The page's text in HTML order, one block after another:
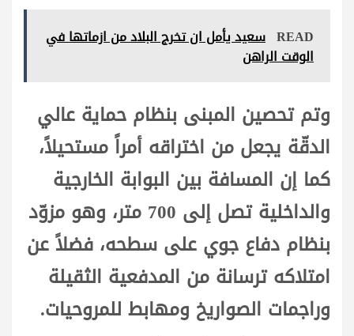
READ سعيد يأمل ان تخرج البلاد من ازماتها في
الوقت الراهن
وتم تحصين المبنى بنظام حماية عالي
الدقّة يجعل من اختراقه أمراً مستحيلاً،
كما إن المسافة بين البوابة الخارجية
والداخلية تصل إلى 700 متر، وهو مزوّد
بنظام دفاع جوي على سطحه، فضلاً عن
امتلاكه ترسانة من المدفعية الثقيلة
وراجمات الصواريخ ومهابط للمروحيات.